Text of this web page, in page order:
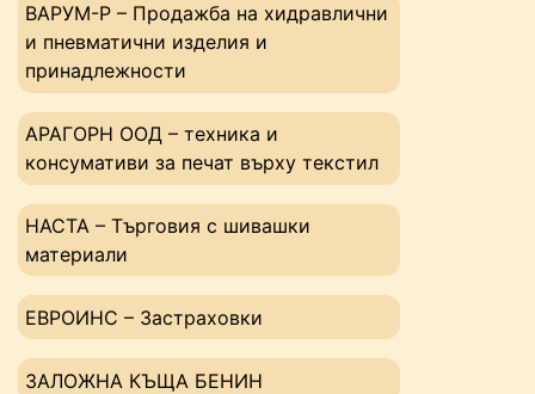
ВАРУМ-Р – Продажба на хидравлични
и пневматични изделия и
принадлежности
АРАГОРН ООД – техника и
консумативи за печат върху текстил
НАСТА – Tърговия с шивашки
материали
ЕВРОИНС – Застраховки
ЗАЛОЖНА КЪЩА БЕНИН